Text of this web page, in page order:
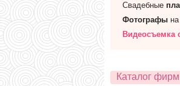
Свадебные
Фотографы
Видеосъемка
Каталог